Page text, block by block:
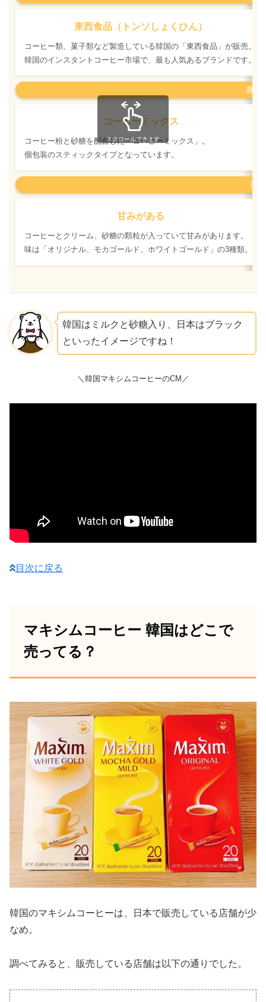
東西食品（トンソしょくひん）
コーヒー類、菓子類など製造している韓国の「東西食品」が販売。
韓国のインスタントコーヒー市場で、最も人気あるブランドです。
商品
コーヒーミックス
コーヒー粉と砂糖を配合した「コーヒーミックス」。
個包装のスティックタイプとなっています。
味
甘みがある
コーヒーとクリーム、砂糖の顆粒が入っていて甘みがあります。
味は「オリジナル、モカゴールド、ホワイトゴールド」の3種類。
スクロールできます
韓国はミルクと砂糖入り、日本はブラック
といったイメージですね！
＼韓国マキシムコーヒーのCM／
目次に戻る
マキシムコーヒー 韓国はどこで
売ってる？
韓国のマキシムコーヒーは、日本で販売している店舗が少
なめ。
調べてみると、販売している店舗は以下の通りでした。